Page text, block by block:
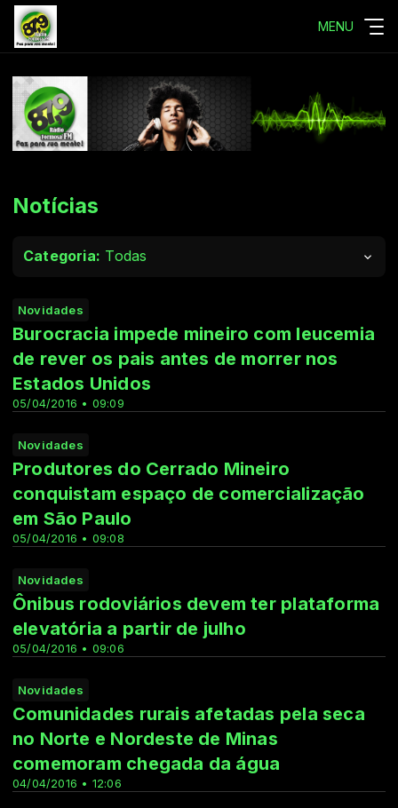
MENU
Notícias
Categoria: Todas
Novidades
05/04/2016 • 09:09
Burocracia impede mineiro com leucemia
de rever os pais antes de morrer nos
Estados Unidos
Novidades
05/04/2016 • 09:08
Produtores do Cerrado Mineiro
conquistam espaço de comercialização
em São Paulo
Novidades
05/04/2016 • 09:06
Ônibus rodoviários devem ter plataforma
elevatória a partir de julho
Novidades
04/04/2016 • 12:06
Comunidades rurais afetadas pela seca
no Norte e Nordeste de Minas
comemoram chegada da água